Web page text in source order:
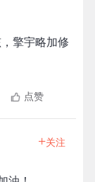
擎宇略加修
点赞
+关注